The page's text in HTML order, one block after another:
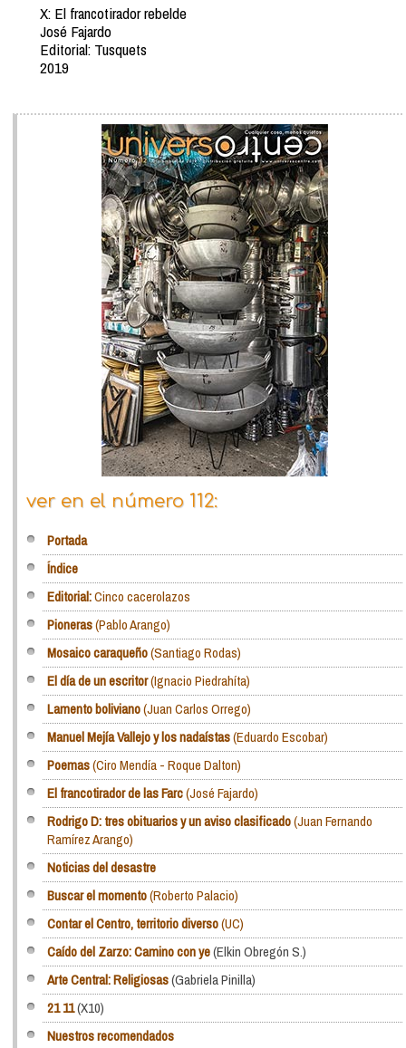
X: El francotirador rebelde
José Fajardo
Editorial: Tusquets
2019
ver en el número 112:
Portada
Índice
Editorial:Cinco cacerolazos
Pioneras(Pablo Arango)
Mosaico caraqueño(Santiago Rodas)
El día de un escritor(Ignacio Piedrahíta)
Lamento boliviano(Juan Carlos Orrego)
Manuel Mejía Vallejo y los nadaístas(Eduardo Escobar)
Poemas(Ciro Mendía - Roque Dalton)
El francotirador de las Farc(José Fajardo)
Rodrigo D: tres obituarios y un aviso clasificado(Juan Fernando
Ramírez Arango)
Noticias del desastre
Buscar el momento(Roberto Palacio)
Contar el Centro, territorio diverso(UC)
Caído del Zarzo: Camino con ye(Elkin Obregón S.)
Arte Central: Religiosas(Gabriela Pinilla)
21 11(X10)
Nuestros recomendados